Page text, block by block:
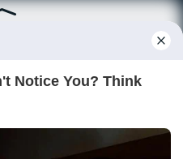
Daftar